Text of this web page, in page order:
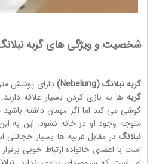
شخصیت و ویژگی های گربه
گربه نبلانگ (Nebelung)
دارای پوشش
گربه ها به بازی کردن بسیار علاقه
گوشی می کند اما اگر مهمان داشته
متوجه وجود او در خانه نشود. این به
نبلانگ در مقابل غریبه ها بسیار خجالتی
است با اعضای خانواده ارتباط خوبی